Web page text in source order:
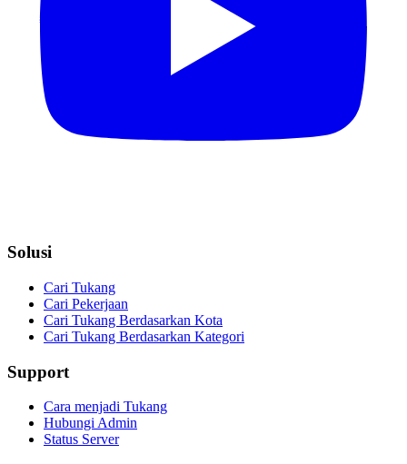
Solusi
Cari Tukang
Cari Pekerjaan
Cari Tukang Berdasarkan Kota
Cari Tukang Berdasarkan Kategori
Support
Cara menjadi Tukang
Hubungi Admin
Status Server